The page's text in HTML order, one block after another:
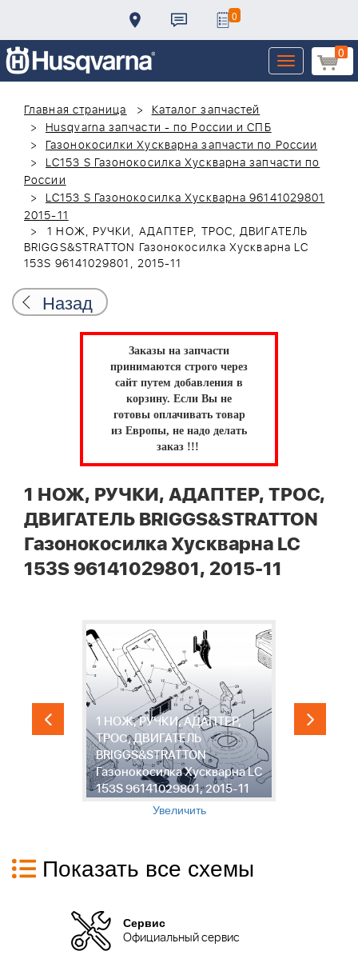
0
0
Toggle
navigation
Главная страница
Каталог запчастей
Husqvarna запчасти - по России и СПБ
Газонокосилки Хускварна запчасти по России
LC153 S Газонокосилка Хускварна запчасти по
России
LC153 S Газонокосилка Хускварна 96141029801
2015-11
1 НОЖ, РУЧКИ, АДАПТЕР, ТРОС, ДВИГАТЕЛЬ
BRIGGS&STRATTON Газонокосилка Хускварна LC
153S 96141029801, 2015-11
Назад
Заказы на запчасти
принимаются строго через
сайт путем добавления в
корзину. Если Вы не
готовы оплачивать товар
из Европы, не надо делать
заказ !!!
1 НОЖ, РУЧКИ, АДАПТЕР, ТРОС,
ДВИГАТЕЛЬ BRIGGS&STRATTON
Газонокосилка Хускварна LC
153S 96141029801, 2015-11
1 НОЖ, РУЧКИ, АДАПТЕР,
ТРОС, ДВИГАТЕЛЬ
BRIGGS&STRATTON
Газонокосилка Хускварна LC
153S 96141029801, 2015-11
Увеличить
Показать все схемы
Сервис
Официальный сервис